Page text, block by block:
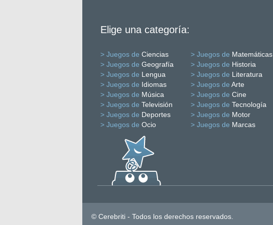
Elige una categoría:
> Juegos de Ciencias > Juegos de Matemáticas
> Juegos de Geografía > Juegos de Historia
> Juegos de Lengua > Juegos de Literatura
> Juegos de Idiomas > Juegos de Arte
> Juegos de Música > Juegos de Cine
> Juegos de Televisión > Juegos de Tecnología
> Juegos de Deportes > Juegos de Motor
> Juegos de Ocio > Juegos de Marcas
© Cerebriti - Todos los derechos reservados.